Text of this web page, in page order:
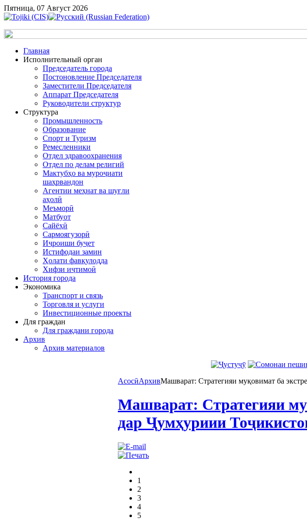
Пятница, 07 Август 2026
Главная
Исполнительный орган
Председатель города
Постоновление Председателя
Заместители Председателя
Аппарат Председателя
Руководители структур
Структура
Промышленность
Образование
Спорт и Туризм
Ремесленники
Отдел здравоохранения
Отдел по делам религий
Мактубҳо ва муроҷиати
шаҳрвандон
Агентии меҳнат ва шуғли
аҳолӣ
Меъморӣ
Матбуот
Сайёҳӣ
Сармоягузорӣ
Иҷроиши буҷет
Истифодаи замин
Ҳолати фавқулодда
Хифзи иҷтимоӣ
История города
Экономика
Транспорт и связь
Торговля и услуги
Инвестиционные проекты
Для граждан
Для граждани города
Архив
Архив материалов
АсосӣАрхивМашварат: Стратегияи муқовимат ба
Машварат: Стратегияи
дар Ҷумҳуриии
1
2
3
4
5